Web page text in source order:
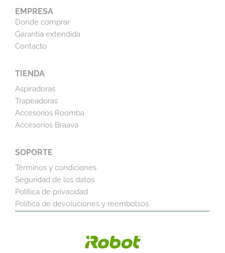
EMPRESA
Donde comprar
Garantía extendida
Contacto
TIENDA
Aspiradoras
Trapeadoras
Accesorios Roomba
Accesorios Braava
SOPORTE
Términos y condiciones
Seguridad de los datos
Política de privacidad
Política de devoluciones y reembolsos